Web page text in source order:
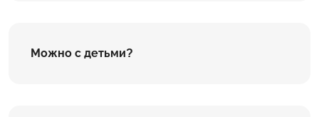
Можно с детьми?